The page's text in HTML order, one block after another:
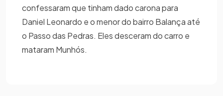
confessaram que tinham dado carona para
Daniel Leonardo e o menor do bairro Balança até
o Passo das Pedras. Eles desceram do carro e
mataram Munhós.